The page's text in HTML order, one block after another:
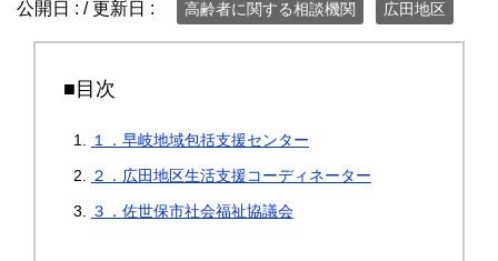
公開日 : / 更新日 : 高齢者に関する相談機関 広田地区
■目次
１．早岐地域包括支援センター
２．広田地区生活支援コーディネーター
３．佐世保市社会福祉協議会